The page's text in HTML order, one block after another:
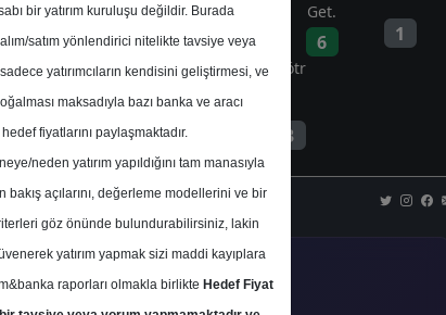
Sayısı
22
10 2
Get.
6 1
Nötr
3
15 Haziran 2026
Hedef Fiyat
bir yatırım kuruluşu değildir. Burada
satım yönlendirici nitelikte tavsiye veya
yatırımcıların kendisini geliştirmesi, ve
maksadıyla bazı banka ve aracı
fiyatlarını paylaşmaktadır.
neden yatırım yapıldığını tam manasıyla
açılarını, değerleme modellerini ve bir
göz önünde bulundurabilirsiniz, lakin
yatırım yapmak sizi maddi kayıplara
raporları olmakla birlikte Hedef Fiyat